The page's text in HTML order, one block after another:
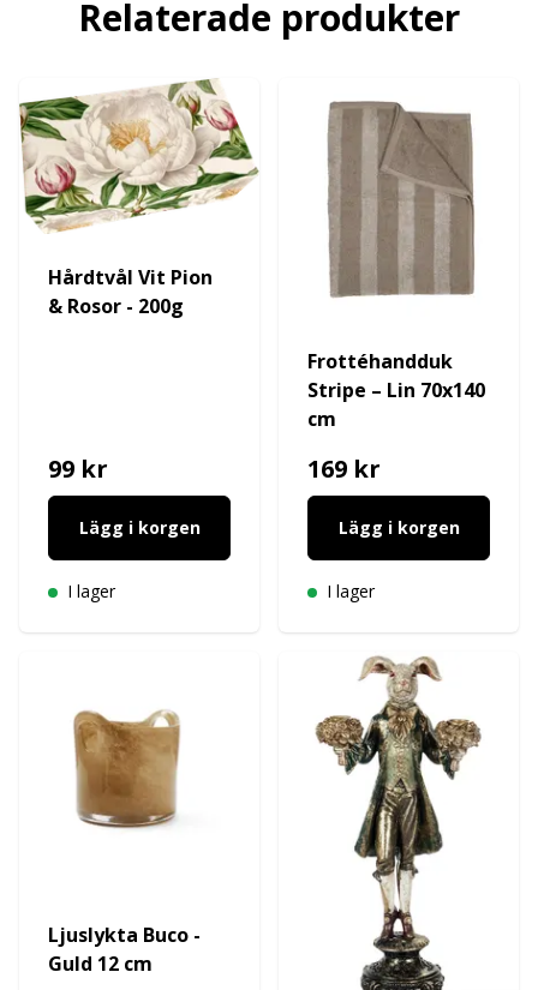
Relaterade produkter
Hårdtvål Vit Pion
& Rosor - 200g
99 kr
Lägg i korgen
I lager
Frottéhandduk
Stripe – Lin 70x140
cm
169 kr
Lägg i korgen
I lager
Ljuslykta Buco -
Guld 12 cm